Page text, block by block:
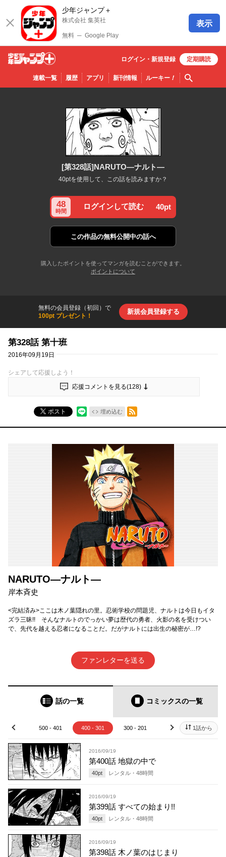
少年ジャンプ＋
株式会社 集英社
無料 ─ Google Play
表示
少年ジ
ャンプ
連載一覧 履歴 アプリ 新刊情報 ルーキー！ 検索
ログイン・ 新規登録 定期購読
[第328話]NARUTO―ナルト―
40ptを使用して、この話を読みますか？
48
時間
ログインして読む 40pt
この作品の無料公開中の話へ
購入したポイントを使ってマンガを読むことができます。
ポイントについて
無料の会員登録（初回）で
100pt プレゼント！
新規会員登録する
第328話 第十班
2016年09月19日
シェアして応援しよう！
応援コメントを見る(128)
ポスト 埋め込む
RSSフィード
NARUTO―ナルト―
岸本斉史
<完結済み>ここは木ノ葉隠れの里。忍術学校の問題児、ナルトは今日もイタ
ズラ三昧!! そんなナルトのでっかい夢は歴代の勇者、火影の名を受けつい
で、先代を越える忍者になることだ。だがナルトには出生の秘密が…!?
ファンレターを送る
話の一覧 コミックスの一覧
- 501 500 - 401 400 - 301 300 - 201 200 - 101 100 -
prev next 1話から
2016/09/19
第400話 地獄の中で
40pt レンタル・ 48時間
2016/09/19
第399話 すべての始まり!!
40pt レンタル・ 48時間
2016/09/19
第398話 木ノ葉のはじまり